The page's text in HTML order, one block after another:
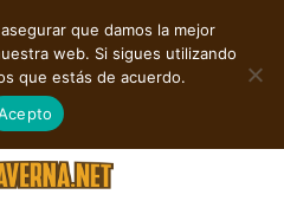
y deep tech en Acid Freq
8, 2026
que damos la mejor
web. Si sigues utilizando
que estás de acuerdo.